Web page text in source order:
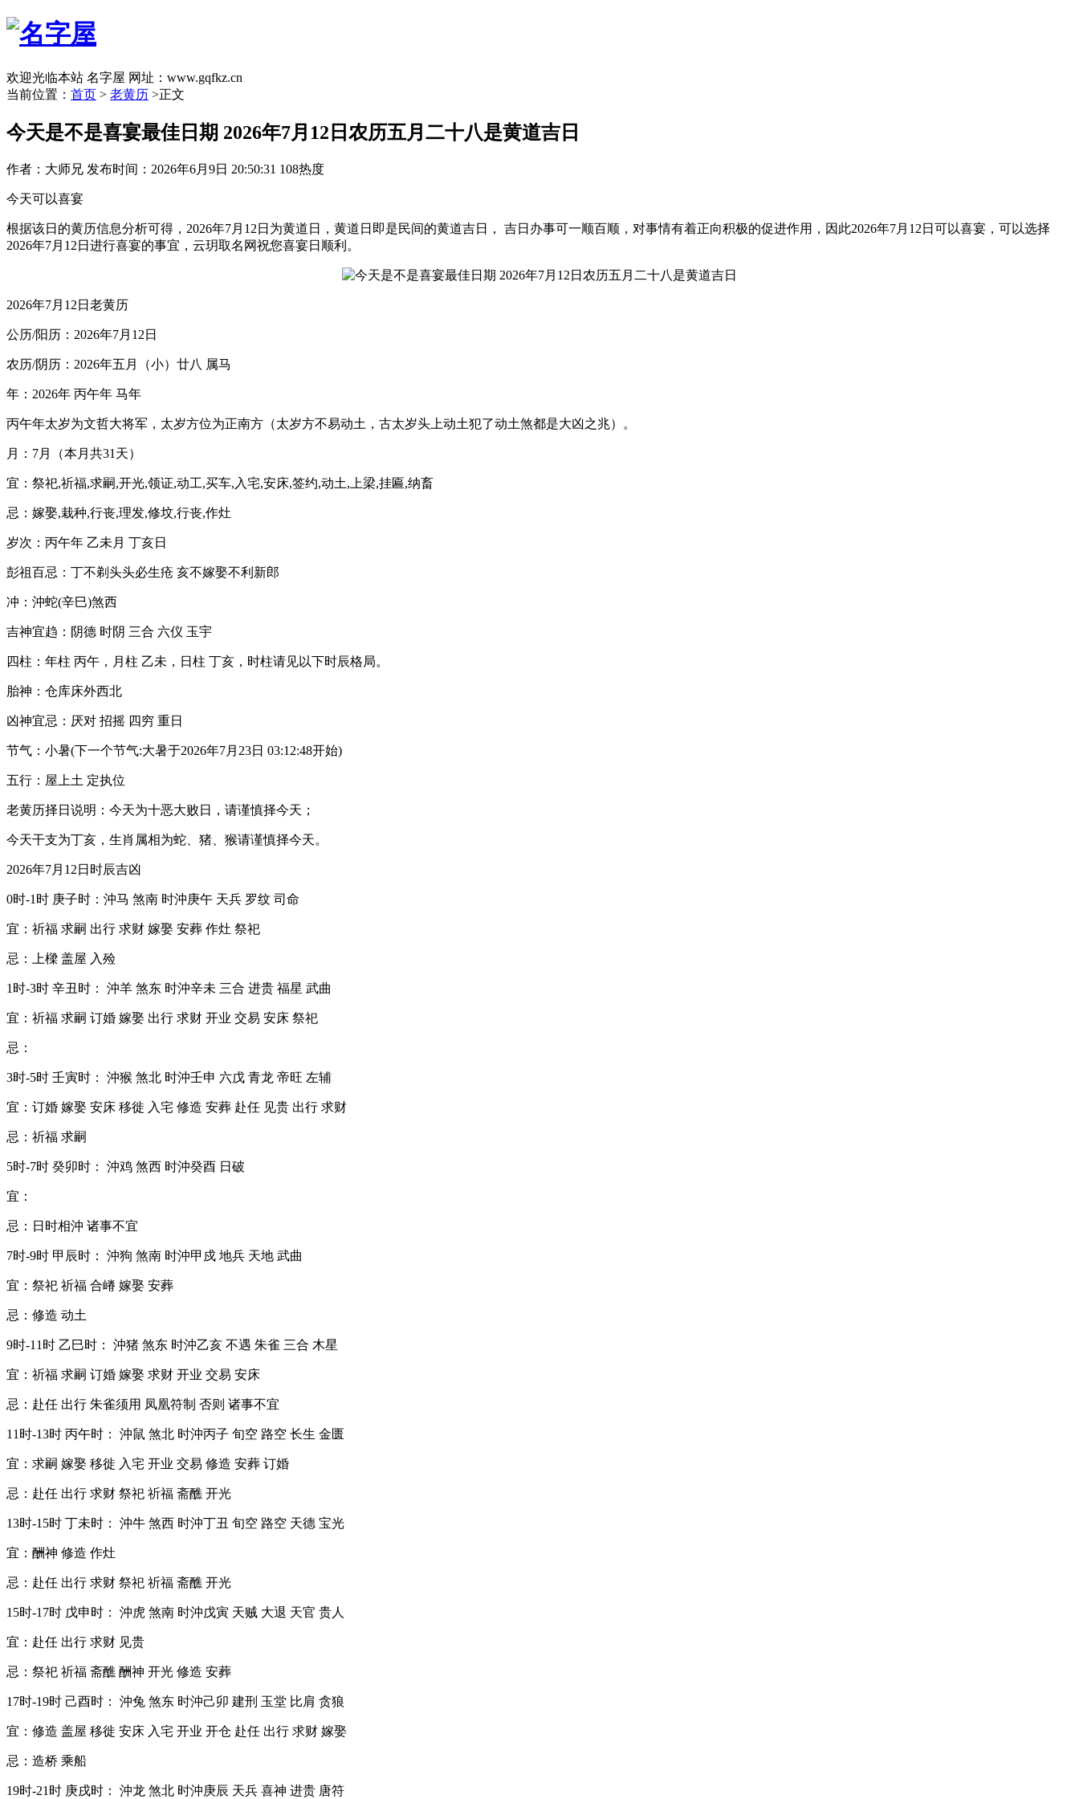
欢迎光临本站 名字屋 网址：www.gqfkz.cn
当前位置： 首页 > 老黄历 >正文
今天是不是喜宴最佳日期 2026年7月12日农历五月二十八是黄道吉日
作者：大师兄 发布时间：2026年6月9日 20:50:31 108热度
今天可以喜宴
根据该日的黄历信息分析可得，2026年7月12日为黄道日，黄道日即是民间的黄道吉日， 吉日办事可一顺百顺，对事情有着正向积极的促进作用，因此2026年7月12日可以喜宴，可以选择
2026年7月12日进行喜宴的事宜，云玥取名网祝您喜宴日顺利。
2026年7月12日老黄历
公历/阳历：2026年7月12日
农历/阴历：2026年五月（小）廿八 属马
年：2026年 丙午年 马年
丙午年太岁为文哲大将军，太岁方位为正南方（太岁方不易动土，古太岁头上动土犯了动土煞都是大凶之兆）。
月：7月（本月共31天）
宜：祭祀,祈福,求嗣,开光,领证,动工,买车,入宅,安床,签约,动土,上梁,挂匾,纳畜
忌：嫁娶,栽种,行丧,理发,修坟,行丧,作灶
岁次：丙午年 乙未月 丁亥日
彭祖百忌：丁不剃头头必生疮 亥不嫁娶不利新郎
冲：沖蛇(辛巳)煞西
吉神宜趋：阴德 时阴 三合 六仪 玉宇
四柱：年柱 丙午，月柱 乙未，日柱 丁亥，时柱请见以下时辰格局。
胎神：仓库床外西北
凶神宜忌：厌对 招摇 四穷 重日
节气：小暑(下一个节气:大暑于2026年7月23日 03:12:48开始)
五行：屋上土 定执位
老黄历择日说明：今天为十恶大败日，请谨慎择今天；
今天干支为丁亥，生肖属相为蛇、猪、猴请谨慎择今天。
2026年7月12日时辰吉凶
0时-1时 庚子时：沖马 煞南 时沖庚午 天兵 罗纹 司命
宜：祈福 求嗣 出行 求财 嫁娶 安葬 作灶 祭祀
忌：上樑 盖屋 入殓
1时-3时 辛丑时： 沖羊 煞东 时沖辛未 三合 进贵 福星 武曲
宜：祈福 求嗣 订婚 嫁娶 出行 求财 开业 交易 安床 祭祀
忌：
3时-5时 壬寅时： 沖猴 煞北 时沖壬申 六戊 青龙 帝旺 左辅
宜：订婚 嫁娶 安床 移徙 入宅 修造 安葬 赴任 见贵 出行 求财
忌：祈福 求嗣
5时-7时 癸卯时： 沖鸡 煞西 时沖癸酉 日破
宜：
忌：日时相沖 诸事不宜
7时-9时 甲辰时： 沖狗 煞南 时沖甲戍 地兵 天地 武曲
宜：祭祀 祈福 合嵴 嫁娶 安葬
忌：修造 动土
9时-11时 乙巳时： 沖猪 煞东 时沖乙亥 不遇 朱雀 三合 木星
宜：祈福 求嗣 订婚 嫁娶 求财 开业 交易 安床
忌：赴任 出行 朱雀须用 凤凰符制 否则 诸事不宜
11时-13时 丙午时： 沖鼠 煞北 时沖丙子 旬空 路空 长生 金匮
宜：求嗣 嫁娶 移徙 入宅 开业 交易 修造 安葬 订婚
忌：赴任 出行 求财 祭祀 祈福 斋醮 开光
13时-15时 丁未时： 沖牛 煞西 时沖丁丑 旬空 路空 天德 宝光
宜：酬神 修造 作灶
忌：赴任 出行 求财 祭祀 祈福 斋醮 开光
15时-17时 戊申时： 沖虎 煞南 时沖戊寅 天贼 大退 天官 贵人
宜：赴任 出行 求财 见贵
忌：祭祀 祈福 斋醮 酬神 开光 修造 安葬
17时-19时 己酉时： 沖兔 煞东 时沖己卯 建刑 玉堂 比肩 贪狼
宜：修造 盖屋 移徙 安床 入宅 开业 开仓 赴任 出行 求财 嫁娶
忌：造桥 乘船
19时-21时 庚戌时： 沖龙 煞北 时沖庚辰 天兵 喜神 进贵 唐符